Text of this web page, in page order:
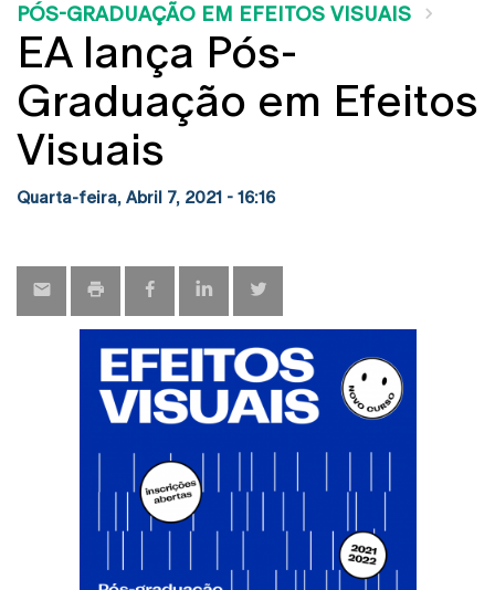
PÓS-GRADUAÇÃO EM EFEITOS VISUAIS
EA lança Pós-
Graduação em Efeitos
Visuais
Quarta-feira, Abril 7, 2021 - 16:16